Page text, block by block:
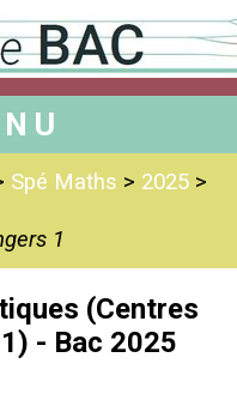
Spé Maths > 2025 >
1
(Centres
- Bac 2025